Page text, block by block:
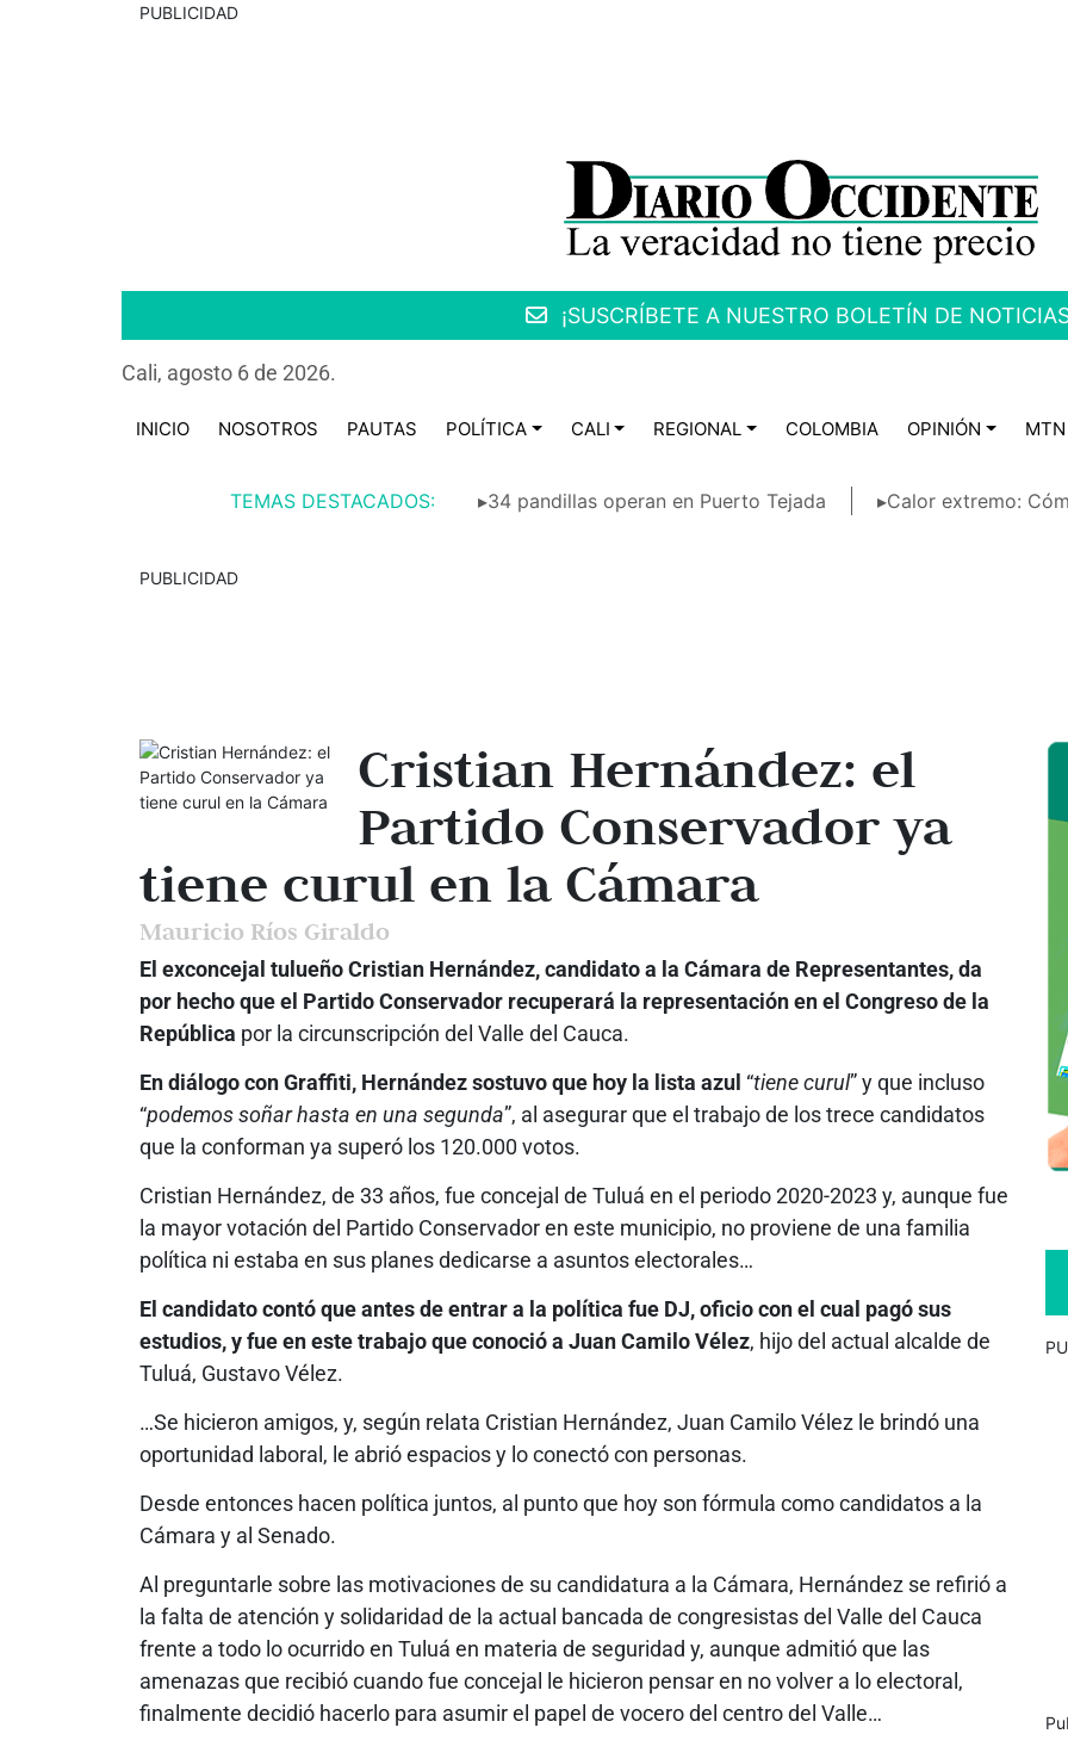
PUBLICIDAD
¡SUSCRÍBETE A NUESTRO BOLETÍN DE
Cali, agosto 6 de 2026.
INICIO NOSOTROS PAUTAS POLÍTICA CALI REGIONAL COLOMBIA OPINIÓN MTN
TEMAS DESTACADOS: ▸34 pandillas operan en Puerto Tejada ▸Calor extremo:
PUBLICIDAD
Cristian Hernández: el
Partido Conservador ya
tiene curul en la Cámara
Mauricio Ríos Giraldo
El exconcejal tulueño Cristian Hernández, candidato a la Cámara de Representantes, da
por hecho que el Partido Conservador recuperará la representación en el Congreso de la
República por la circunscripción del Valle del Cauca.
En diálogo con Graffiti, Hernández sostuvo que hoy la lista azul “tiene curul” y que incluso
“podemos soñar hasta en una segunda”, al asegurar que el trabajo de los trece candidatos
que la conforman ya superó los 120.000 votos.
Cristian Hernández, de 33 años, fue concejal de Tuluá en el periodo 2020-2023 y, aunque fue
la mayor votación del Partido Conservador en este municipio, no proviene de una familia
política ni estaba en sus planes dedicarse a asuntos electorales…
El candidato contó que antes de entrar a la política fue DJ, oficio con el cual pagó sus
estudios, y fue en este trabajo que conoció a Juan Camilo Vélez, hijo del actual alcalde de
Tuluá, Gustavo Vélez.
…Se hicieron amigos, y, según relata Cristian Hernández, Juan Camilo Vélez le brindó una
oportunidad laboral, le abrió espacios y lo conectó con personas.
Desde entonces hacen política juntos, al punto que hoy son fórmula como candidatos a la
Cámara y al Senado.
Al preguntarle sobre las motivaciones de su candidatura a la Cámara, Hernández se refirió a
la falta de atención y solidaridad de la actual bancada de congresistas del Valle del Cauca
frente a todo lo ocurrido en Tuluá en materia de seguridad y, aunque admitió que las
amenazas que recibió cuando fue concejal le hicieron pensar en no volver a lo electoral,
finalmente decidió hacerlo para asumir el papel de vocero del centro del Valle…